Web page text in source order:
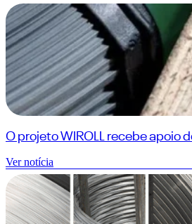
O projeto WIROLL recebe apoio
Ver notícia